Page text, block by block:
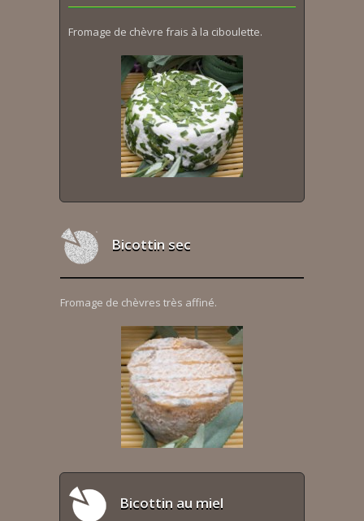
Fromage de chèvre frais à la ciboulette.
Bicottin sec
Fromage de chèvres très affiné.
Bicottin au miel